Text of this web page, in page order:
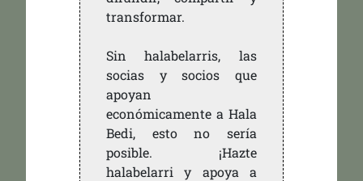
transformar.
Sin halabelarris, las
socias y socios que
apoyan
económicamente a Hala
Bedi, esto no sería
posible. ¡Hazte
halabelarri y apoya a